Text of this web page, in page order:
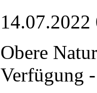
14.07.2022
Obere
Verfügung